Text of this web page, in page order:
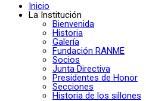
Inicio
La Institución
Bienvenida
Historia
Galería
Fundación RANME
Socios
Junta Directiva
Presidentes de Honor
Secciones
Historia de los sillones